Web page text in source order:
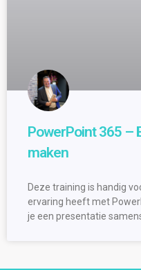
PowerPoint 365 –
maken
Deze training is handig
ervaring heeft met
je een presentatie